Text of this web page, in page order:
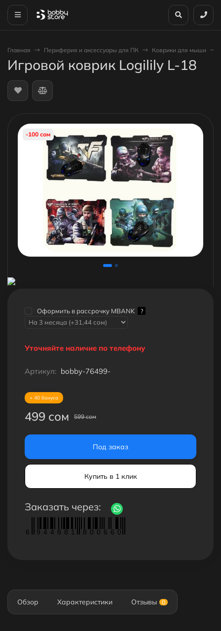
Главная Периферия и аксессуары для ПК Коврики для мыши
Игровой коврик Logilily L-18
-100 сом
Оформить в рассрочку MBANK ?
Уточняйте наличие по телефону
Артикул: bobby-76499-
+ 40 бонуса
499 сом 599 сом
Под заказ
Купить в 1 клик
Заказать через:
6 9 4 4 8 8 1 8 0 0 6 6 0
Обзор Характеристики Отзывы 0